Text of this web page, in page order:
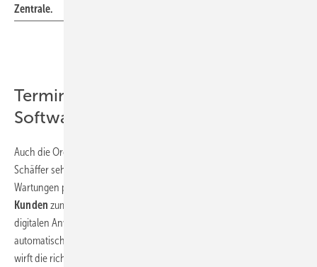
Zentrale.
Termine für Wartungen gibt
Software automatisch aus
Auch die Organisation der
Schäffer sehr zufrieden. Es gilt in seinem Fall, die mehr als 3000
Wartungen pro Jahr termingerecht zu verwalten und vor allem dem
Kundenzum richtigen Zeitpunkt Bescheid zu geben. Mithilfe der
digitalen Anwendung können die passenden
automatisch ausgegeben werden. Eine monatliche Intervallselektion
wirft die richtigen Kunden aus. Label erstellt dann automatisch für alle